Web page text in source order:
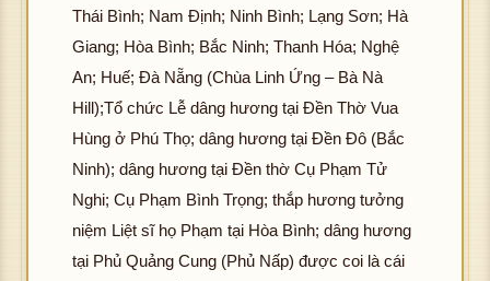
Thái Bình; Nam Định; Ninh Bình; Lạng Sơn; Hà
Giang; Hòa Bình; Bắc Ninh; Thanh Hóa; Nghệ
An; Huế; Đà Nẵng (Chùa Linh Ứng – Bà Nà
Hill);Tổ chức Lễ dâng hương tại Đền Thờ Vua
Hùng ở Phú Thọ; dâng hương tại Đền Đô (Bắc
Ninh); dâng hương tại Đền thờ Cụ Phạm Tử
Nghi; Cụ Phạm Bình Trọng; thắp hương tưởng
niệm Liệt sĩ họ Phạm tại Hòa Bình; dâng hương
tại Phủ Quảng Cung (Phủ Nấp) được coi là cái